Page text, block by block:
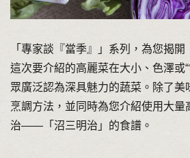
「專家談『當季』」系列，為您揭開
這次要介紹的高麗菜在大小、色澤或
眾廣泛認為深具魅力的蔬菜。除了美
烹調方法，並同時為您介紹使用大量
治――「沼三明治」的食譜。